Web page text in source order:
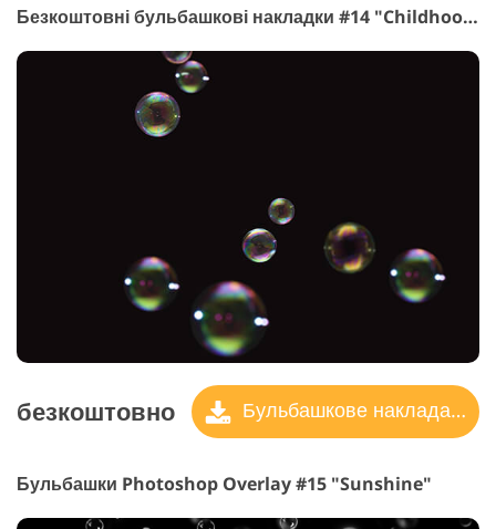
Безкоштовні бульбашкові накладки #14 "Childhood Memories"
безкоштовно Бульбашкове накладання
Бульбашки Photoshop Overlay #15 "Sunshine"